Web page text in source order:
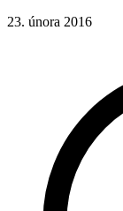
23. února 2016